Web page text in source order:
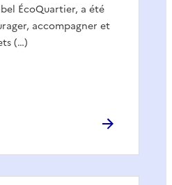
ÉcoQuartier, a été
accompagner et
(…)